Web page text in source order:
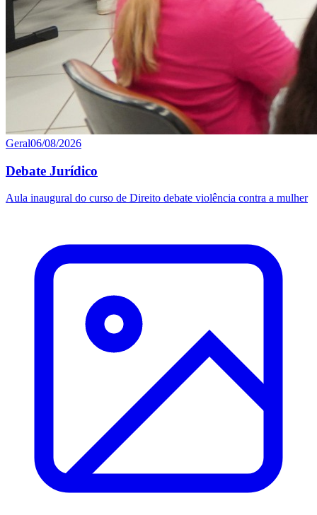
Geral06/08/2026
Debate Jurídico
Aula inaugural do curso de Direito debate violência contra a mulher